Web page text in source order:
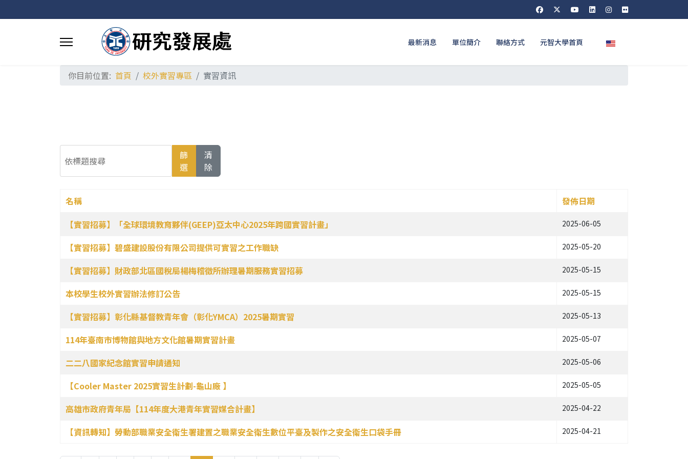
最新消息 單位簡介 聯絡方式 元智大學首頁 選擇你的語言
你目前位置: 首頁 校外實習專區 實習資訊
篩
選
清
除
文章列表
名稱
發佈日期
【實習招募】「全球環境教育夥伴(GEEP)亞太中心2025年跨國實習計畫」
2025-06-05
【實習招募】碧盛建設股份有限公司提供可實習之工作職缺 2025-05-20
【實習招募】財政部北區國稅局楊梅稽徵所辦理暑期服務實習招募 2025-05-15
本校學生校外實習辦法修訂公告 2025-05-15
【實習招募】彰化縣基督教青年會（彰化YMCA）2025暑期實習 2025-05-13
114年臺南市博物館與地方文化館暑期實習計畫 2025-05-07
二二八國家紀念館實習申請通知 2025-05-06
【Cooler Master 2025實習生計劃-龜山廠 】 2025-05-05
高雄市政府青年局【114年度大港青年實習媒合計畫】 2025-04-22
【資訊轉知】勞動部職業安全衛生署建置之職業安全衛生數位平臺及製作之安全衛生口袋手冊 2025-04-21